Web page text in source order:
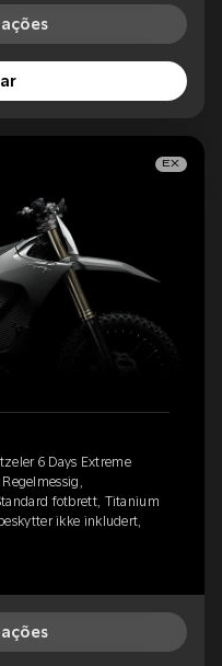
EX
6 Days Extreme
fotbrett, Titanium
ikke inkludert,